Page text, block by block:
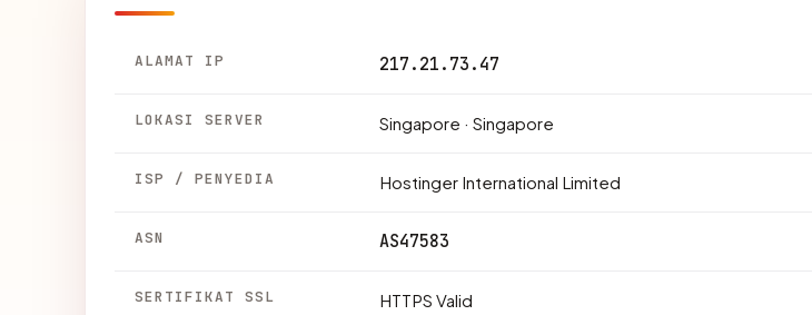
ALAMAT IP 217.21.73.47
LOKASI SERVER Singapore · Singapore
ISP / PENYEDIA Hostinger International Limited
ASN AS47583
SERTIFIKAT SSL HTTPS Valid